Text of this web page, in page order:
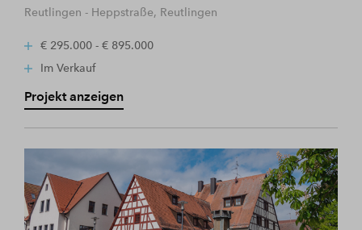
Reutlingen - Heppstraße, Reutlingen
€ 295.000 - € 895.000
Im Verkauf
Projekt anzeigen